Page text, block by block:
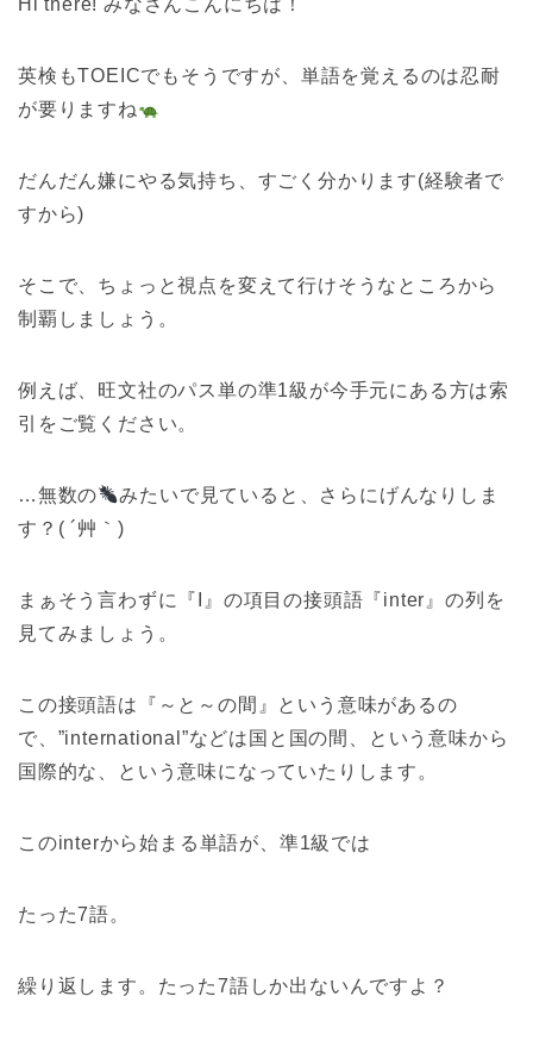
Hi there! みなさんこんにちは！
英検もTOEICでもそうですが、単語を覚えるのは忍耐
が要りますね
だんだん嫌にやる気持ち、すごく分かります(経験者で
すから)
そこで、ちょっと視点を変えて行けそうなところから
制覇しましょう。
例えば、旺文社のパス単の準1級が今手元にある方は索
引をご覧ください。
…無数の
みたいで見ていると、さらにげんなりしま
す？( ´艸｀)
まぁそう言わずに『I』の項目の接頭語『inter』の列を
見てみましょう。
この接頭語は『～と～の間』という意味があるの
で、”international”などは国と国の間、という意味から
国際的な、という意味になっていたりします。
このinterから始まる単語が、準1級では
たった7語。
繰り返します。たった7語しか出ないんですよ？